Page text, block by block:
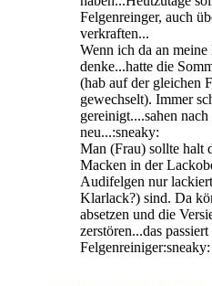
Felgenreinger, auch
verkraften...
Wenn ich da an
denke...hatte die
(hab auf der gleichen
gewechselt). Immer
gereinigt....sahen
neu...:sneaky:
Man (Frau) sollte halt
Macken in der
Audifelgen nur
Klarlack?) sind. Da
absetzen und die
zerstören...das
Felgenreiniger:sneaky: